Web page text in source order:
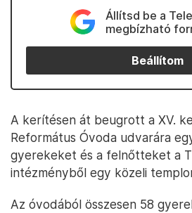
Állítsd be a
megbízható
Beállítom
A kerítésen át beugrott a XV.
Református Óvoda udvarára
gyerekeket és a felnőtteket a
intézményből egy közeli
Az óvodából összesen 58